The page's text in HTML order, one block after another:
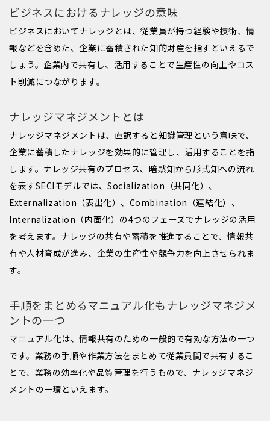
ビジネスにおけるナレッジの意味
ビジネスにおいてナレッジとは、従業員が持つ経験や技術、情
報などを含めた、企業に蓄積された知的財産を指すといえるで
しょう。企業内で共有し、活用することで生産性の向上やコス
ト削減につながります。
ナレッジマネジメントとは
ナレッジマネジメントは、直訳すると知識管理という意味で、
企業に蓄積したナレッジを効果的に管理し、活用することを指
します。ナレッジ共有のプロセス、暗黙知から形式知への流れ
を表すSECIモデルでは、Socialization（共同化）、
Externalization（表出化）、Combination（連結化）、
Internalization（内面化）の4つのフェーズでナレッジの活用
を考えます。ナレッジの共有や蓄積を推進することで、情報共
有や人材育成が進み、企業の生産性や競争力を向上させられま
す。
手順をまとめるマニュアル化もナレッジマネジメ
ントの一つ
マニュアル化は、情報共有のための一般的で有効な方法の一つ
です。業務の手順や作業方法をまとめて従業員間で共有するこ
とで、業務の効率化や品質管理を行うもので、ナレッジマネジ
メントの一環といえます。